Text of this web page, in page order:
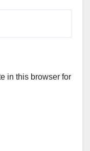
in this browser for